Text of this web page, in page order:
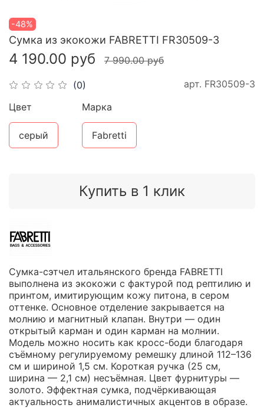
-48%
(0) арт. FR30509-3
Сумка из экокожи FABRETTI FR30509-3
4 190.00 руб 7 990.00 руб
Купить в 1 клик
Цвет
серый
Марка
Fabretti
Сумка-сэтчел итальянского бренда FABRETTI
выполнена из экокожи с фактурой под рептилию и
принтом, имитирующим кожу питона, в сером
оттенке. Основное отделение закрывается на
молнию и магнитный клапан. Внутри — один
открытый карман и один карман на молнии.
Модель можно носить как кросс-боди благодаря
съёмному регулируемому ремешку длиной 112–136
см и шириной 1,5 см. Короткая ручка (25 см,
ширина — 2,1 см) несъёмная. Цвет фурнитуры —
золото. Эффектная сумка, подчёркивающая
актуальность анималистичных акцентов в образе.